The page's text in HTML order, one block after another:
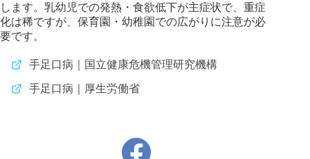
します。乳幼児での発熱・食欲低下が主症状で、重症
化は稀ですが、保育園・幼稚園での広がりに注意が必
要です。
手足口病｜国立健康危機管理研究機構
手足口病｜厚生労働省